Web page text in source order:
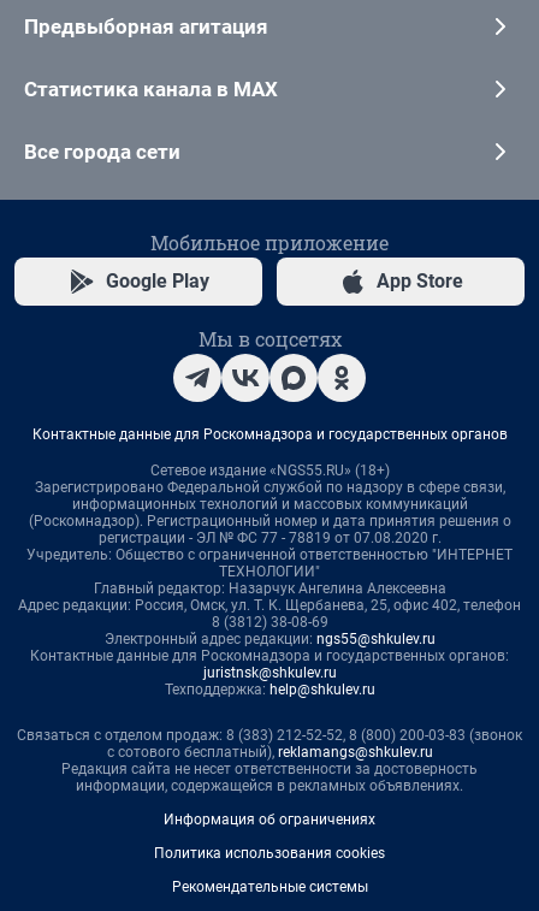
Предвыборная агитация
Статистика канала в MAX
Все города сети
Мобильное приложение
Google Play App Store
Мы в соцсетях
Контактные данные для Роскомнадзора и государственных органов
Сетевое издание «NGS55.RU» (18+)
Зарегистрировано Федеральной службой по надзору в сфере связи,
информационных технологий и массовых коммуникаций
(Роскомнадзор). Регистрационный номер и дата принятия решения о
регистрации - ЭЛ № ФС 77 - 78819 от 07.08.2020 г.
Учредитель: Общество с ограниченной ответственностью "ИНТЕРНЕТ
ТЕХНОЛОГИИ"
Главный редактор: Назарчук Ангелина Алексеевна
Адрес редакции: Россия, Омск, ул. Т. К. Щербанева, 25, офис 402, телефон
8 (3812) 38-08-69
Электронный адрес редакции: ngs55@shkulev.ru
Контактные данные для Роскомнадзора и государственных органов:
juristnsk@shkulev.ru
Техподдержка: help@shkulev.ru
Связаться с отделом продаж: 8 (383) 212-52-52, 8 (800) 200-03-83 (звонок
с сотового бесплатный), reklamangs@shkulev.ru
Редакция сайта не несет ответственности за достоверность
информации, содержащейся в рекламных объявлениях.
Информация об ограничениях
Политика использования cookies
Рекомендательные системы